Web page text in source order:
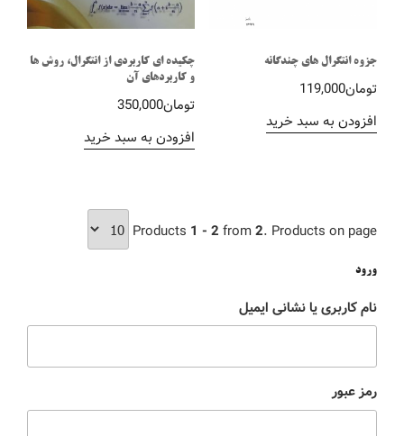
جزوه انتگرال های چندگانه
تومان119,000
افزودن به سبد خرید
چکیده ای کاربردی از انتگرال، روش ها
و کاربردهای آن
تومان350,000
افزودن به سبد خرید
Products 1 - 2 from2. Products on page
ورود
نام کاربری یا نشانی ایمیل
رمز عبور